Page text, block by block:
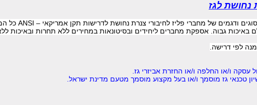
נחושת לגז
ודגמים של מחברי פליז לחיבורי צנרת נחושת לדרישות תקן אמריקאי ANSI – כל
באיכות גבוה. אספקת מחברים ליחידים ובסיטונאות במחירים ללא תחרות ובאיכות
לפי דרישה
עסקה ו/או החלפה ו/או החזרת אביזרי גז.
טכנאי גז מוסמך ו/או בעל מקצוע מוסמך מטעם מדינת ישראל.